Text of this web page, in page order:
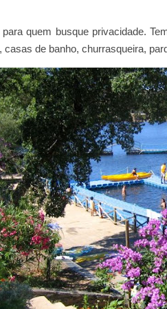
quem busque privacidade.
casas de banho, churrasqueira,